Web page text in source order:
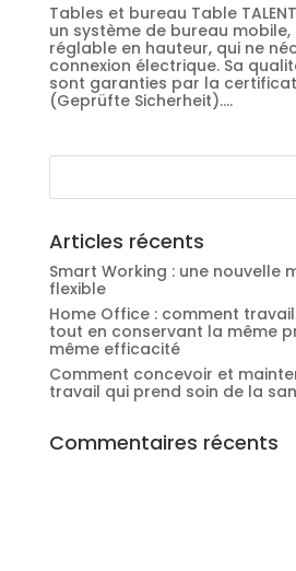
Tables et bureau Table
un système de bureau
réglable en hauteur, qui ne
connexion électrique. Sa
sont garanties par la
(Geprüfte Sicherheit)....
Articles récents
Smart Working : une nouvelle
flexible
Home Office : comment
tout en conservant la même
même efficacité
Comment concevoir et
travail qui prend soin de la
Commentaires récents